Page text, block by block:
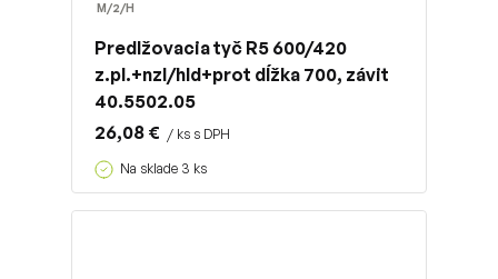
M/2/H
Predlžovacia tyč R5 600/420
z.pl.+nzl/hld+prot dĺžka 700, závit
40.5502.05
26,08 € / ks s DPH
Na sklade 3 ks